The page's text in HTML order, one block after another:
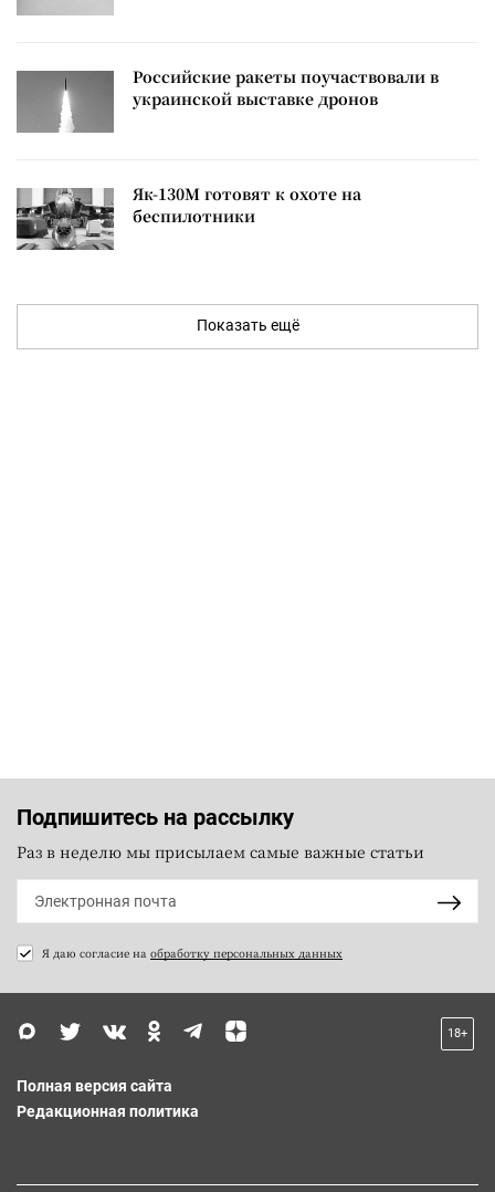
Российские ракеты поучаствовали в
украинской выставке дронов
Як-130М готовят к охоте на
беспилотники
Показать ещё
Подпишитесь на рассылку
Раз в неделю мы присылаем самые важные статьи
Я даю согласие на обработку персональных данных
18+
Полная версия сайта
Редакционная политика